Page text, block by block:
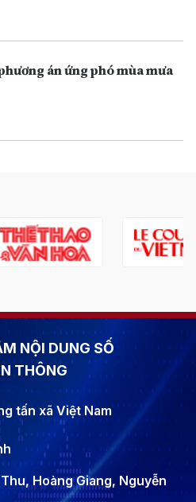
án ứng phó mùa mưa
NỘI DUNG SỐ
THÔNG
tấn xã Việt Nam
Hoàng Giang, Nguyễn